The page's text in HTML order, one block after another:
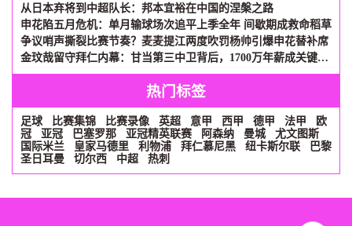
从日本弃将到中超队长：邦本宜裕在中国的涅槃之路
申花陷五月危机：单月输球场次追平上季全年 间歇期成救命稻草
争议哨声撕裂比赛节奏？麦麦提江两度吹罚杨帅引爆申花替补席
金玟哉留守拜仁内幕：甘当第三中卫背后，1700万年薪成关键砝码
热门标签
足球 比赛集锦 比赛录像 英超 意甲 西甲 德甲 法甲
欧
冠
亚冠 巴塞罗那 亚冠精英联赛 阿森纳 曼城
尤文图斯
国际米兰
皇家马德里 利物浦 拜仁慕尼黑 纽卡斯尔联
巴黎
圣日耳曼
切尔西 中超 热刺